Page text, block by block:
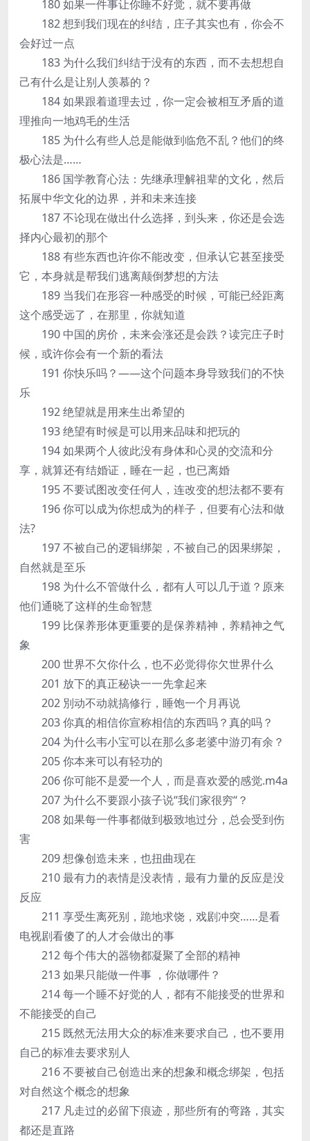
180 如果一件事让你睡不好觉，就不要再做
182 想到我们现在的纠结，庄子其实也有，你会不
会好过一点
183 为什么我们纠结于没有的东西，而不去想想自
己有什么是让别人羡慕的？
184 如果跟着道理去过，你一定会被相互矛盾的道
理推向一地鸡毛的生活
185 为什么有些人总是能做到临危不乱？他们的终
极心法是……
186 国学教育心法：先继承理解祖辈的文化，然后
拓展中华文化的边界，并和未来连接
187 不论现在做出什么选择，到头来，你还是会选
择内心最初的那个
188 有些东西也许你不能改变，但承认它甚至接受
它，本身就是帮我们逃离颠倒梦想的方法
189 当我们在形容一种感受的时候，可能已经距离
这个感受远了，在那里，你就知道
190 中国的房价，未来会涨还是会跌？读完庄子时
候，或许你会有一个新的看法
191 你快乐吗？——这个问题本身导致我们的不快
乐
192 绝望就是用来生出希望的
193 绝望有时候是可以用来品味和把玩的
194 如果两个人彼此没有身体和心灵的交流和分
享，就算还有结婚证，睡在一起，也已离婚
195 不要试图改变任何人，连改变的想法都不要有
196 你可以成为你想成为的样子，但要有心法和做
法?
197 不被自己的逻辑绑架，不被自己的因果绑架，
自然就是至乐
198 为什么不管做什么，都有人可以几于道？原来
他们通晓了这样的生命智慧
199 比保养形体更重要的是保养精神，养精神之气
象
200 世界不欠你什么，也不必觉得你欠世界什么
201 放下的真正秘诀一一先拿起来
202 別动不动就搞修行，睡饱一个月再说
203 你真的相信你宣称相信的东西吗？真的吗？
204 为什么韦小宝可以在那么多老婆中游刃有余？
205 你本来可以有轻功的
206 你可能不是爱一个人，而是喜欢爱的感觉.m4a
207 为什么不要跟小孩子说“我们家很穷“？
208 如果每一件事都做到极致地过分，总会受到伤
害
209 想像创造未来，也扭曲现在
210 最有力的表情是没表情，最有力量的反应是没
反应
211 享受生离死别，跪地求饶，戏剧冲突……是看
电视剧看傻了的人才会做出的事
212 每个伟大的器物都凝聚了全部的精神
213 如果只能做一件事 ，你做哪件？
214 每一个睡不好觉的人，都有不能接受的世界和
不能接受的自己
215 既然无法用大众的标准来要求自己，也不要用
自己的标准去要求别人
216 不要被自己创造出来的想象和概念绑架，包括
对自然这个概念的想象
217 凡走过的必留下痕迹，那些所有的弯路，其实
都还是直路